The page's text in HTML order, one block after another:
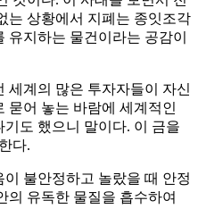
는 상황에서 지폐는 종잇조각
유지하는 물건이라는 공감이
세계의 많은 투자자들이 자신
묻어 놓는 바람에 세계적인
도 했으니 말이다. 이 금을
다.
불안정하고 놀랐을 때 안정
의 유독한 물질을 흡수하여